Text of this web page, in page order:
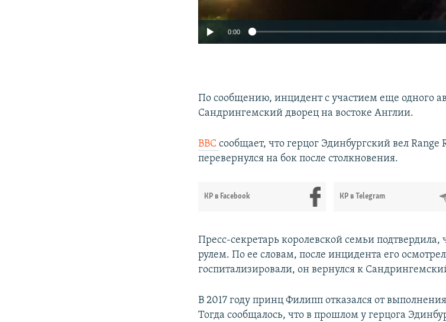
0:00
По сообщению, инцидент с участием еще одного
Сандрингемский дворец на востоке Англии.
BBCсообщает, что герцог Эдинбургский вел Range
перевернулся на бок после столкновения.
КР в Facebook КР в Telegram
Пресс-секретарь королевской семьи
рулем. По ее словам, после инцидента его
госпитализировали, он вернулся к
В 2017 году принц Филипп отказался от
Тогда сообщалось, что в прошлом у герцога